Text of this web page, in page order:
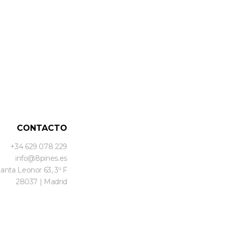
CONTACTO
+34 629 078 229
info@8pines.es
Leonor 63, 3º F
28037 | Madrid